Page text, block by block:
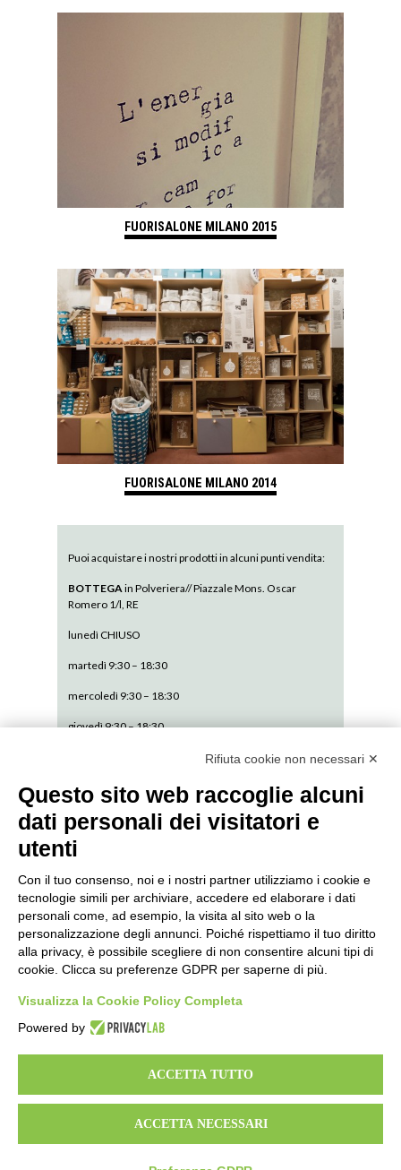
FUORISALONE MILANO 2015
FUORISALONE MILANO 2014
Puoi acquistare i nostri prodotti in alcuni punti vendita:
BOTTEGAin Polveriera// Piazzale Mons. Oscar
Romero 1/l, RE
lunedì CHIUSO
martedì 9:30 – 18:30
mercoledì 9:30 – 18:30
giovedì 9:30 – 18:30
sabato 9:30 – 13:30
domenica CHIUSO
SEDE AMMINISTRATIVA // via De Pisis 9,
42124 Reggio Emilia ITALY// P. IVA: 01541120356//
PER INFORMAZIONI //info@k-labdesign.it
Rifiuta cookie non necessari ✕
Questo sito web raccoglie alcuni
dati personali dei visitatori e
utenti
Con il tuo consenso, noi e i nostri partner utilizziamo i cookie e
tecnologie simili per archiviare, accedere ed elaborare i dati
personali come, ad esempio, la visita al sito web o la
personalizzazione degli annunci. Poiché rispettiamo il tuo diritto
alla privacy, è possibile scegliere di non consentire alcuni tipi di
cookie. Clicca su preferenze GDPR per saperne di più.
Visualizza la Cookie Policy Completa
Powered by
ACCETTA TUTTO
ACCETTA NECESSARI